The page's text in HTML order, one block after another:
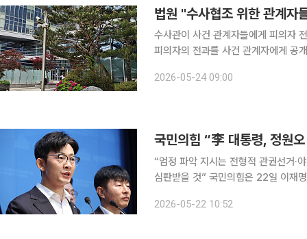
법원 "수사협조 위한 관계자
수사관이 사건 관계자들에게 피의자
피의자의 전과를 사건 관계자에게 공
(호성호 부장판사)는 최근 수원지검
2026-05-24 09:00
국민의힘 “李 대통령, 정원
“엄정 파악 지시는 전형적 관권선거·
심판받을 것” 국민의힘은 22일 이재명 대통령이 GTX 삼성역 공사 문제와 관련해 “엄정 파악”을
판했다. 박충권 국민의힘 중앙선
2026-05-22 10:52